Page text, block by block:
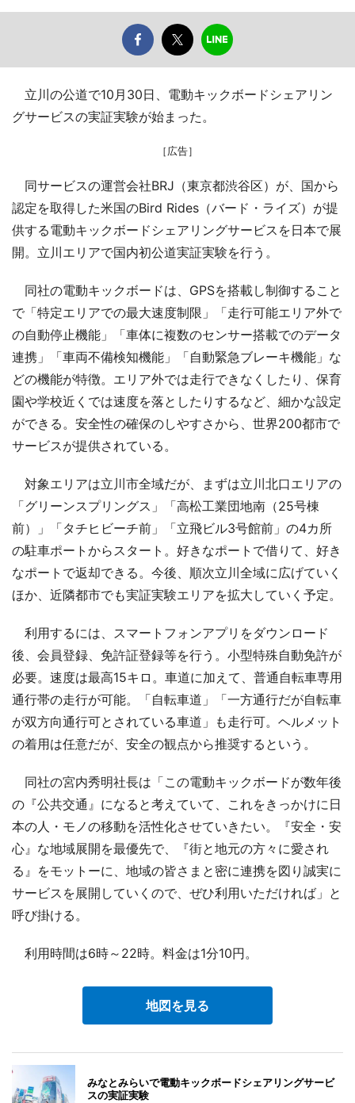
立川の公道で10月30日、電動キックボードシェアリン
グサービスの実証実験が始まった。
［広告］
同サービスの運営会社BRJ（東京都渋谷区）が、国から
認定を取得した米国のBird Rides（バード・ライズ）が提
供する電動キックボードシェアリングサービスを日本で展
開。立川エリアで国内初公道実証実験を行う。
同社の電動キックボードは、GPSを搭載し制御すること
で「特定エリアでの最大速度制限」「走行可能エリア外で
の自動停止機能」「車体に複数のセンサー搭載でのデータ
連携」「車両不備検知機能」「自動緊急ブレーキ機能」な
どの機能が特徴。エリア外では走行できなくしたり、保育
園や学校近くでは速度を落としたりするなど、細かな設定
ができる。安全性の確保のしやすさから、世界200都市で
サービスが提供されている。
対象エリアは立川市全域だが、まずは立川北口エリアの
「グリーンスプリングス」「高松工業団地南（25号棟
前）」「タチヒビーチ前」「立飛ビル3号館前」の4カ所
の駐車ポートからスタート。好きなポートで借りて、好き
なポートで返却できる。今後、順次立川全域に広げていく
ほか、近隣都市でも実証実験エリアを拡大していく予定。
利用するには、スマートフォンアプリをダウンロード
後、会員登録、免許証登録等を行う。小型特殊自動免許が
必要。速度は最高15キロ。車道に加えて、普通自転車専用
通行帯の走行が可能。「自転車道」「一方通行だが自転車
が双方向通行可とされている車道」も走行可。ヘルメット
の着用は任意だが、安全の観点から推奨するという。
同社の宮内秀明社長は「この電動キックボードが数年後
の『公共交通』になると考えていて、これをきっかけに日
本の人・モノの移動を活性化させていきたい。『安全・安
心』な地域展開を最優先で、『街と地元の方々に愛され
る』をモットーに、地域の皆さまと密に連携を図り誠実に
サービスを展開していくので、ぜひ利用いただければ」と
呼び掛ける。
利用時間は6時～22時。料金は1分10円。
地図を見る
みなとみらいで電動キックボードシェアリングサービ
スの実証実験